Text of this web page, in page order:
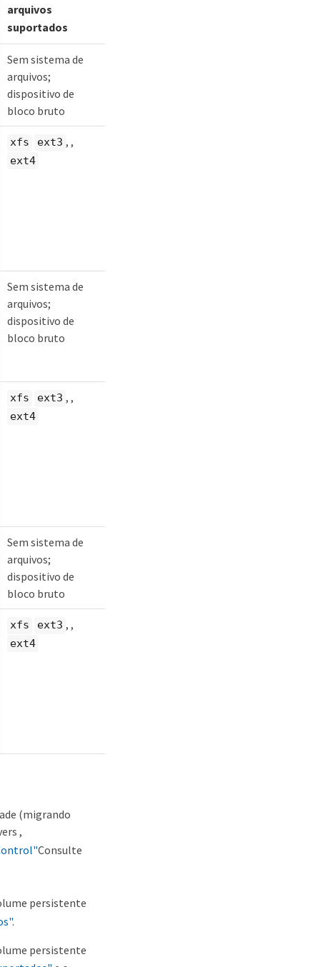
arquivos
suportados
Sem sistema de
arquivos;
dispositivo de
bloco bruto
xfs ext3 , ,
ext4
Sem sistema de
arquivos;
dispositivo de
bloco bruto
xfs ext3 , ,
ext4
Sem sistema de
arquivos;
dispositivo de
bloco bruto
xfs ext3 , ,
ext4
(migrando
,
Consulte
persistente
.
persistente